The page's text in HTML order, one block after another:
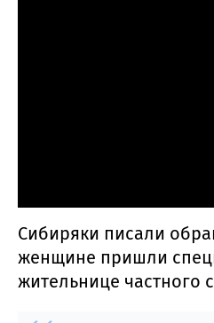
Сибиряки писали
женщине пришли
жительнице частного